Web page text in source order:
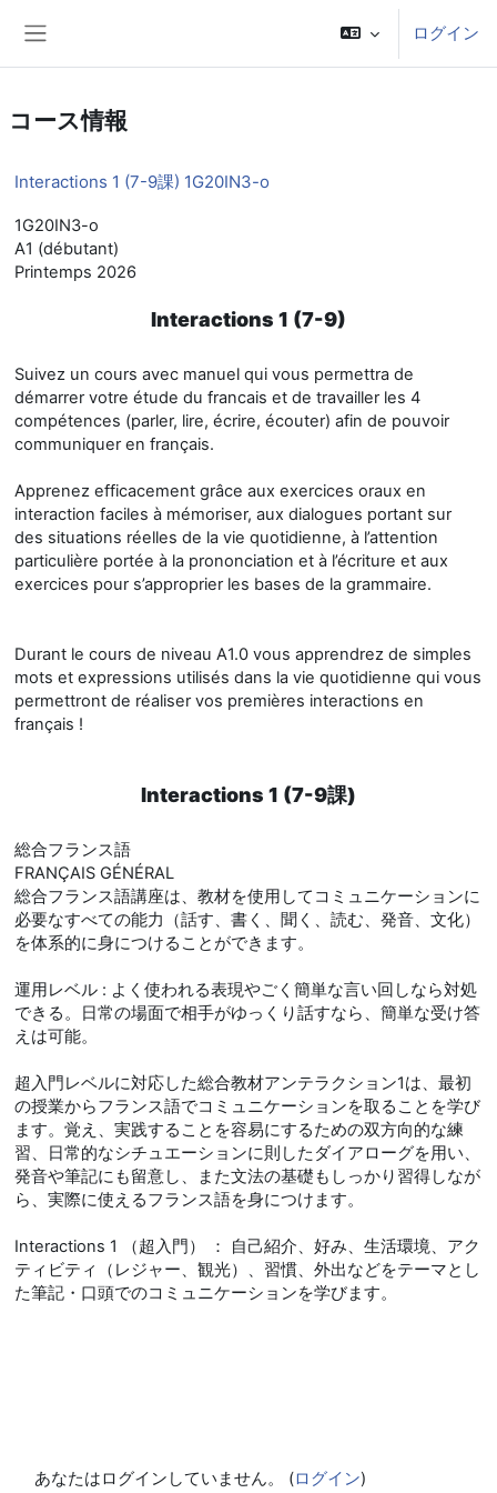
ログイン
コース情報
Interactions 1 (7-9課) 1G20IN3-o
1G20IN3-o
A1 (débutant)
Printemps 2026
Interactions 1 (7-9)
Suivez un cours avec manuel qui vous permettra de
démarrer votre étude du francais et de travailler les 4
compétences (parler, lire, écrire, écouter) afin de pouvoir
communiquer en français.
Apprenez efficacement grâce aux exercices oraux en
interaction faciles à mémoriser, aux dialogues portant sur
des situations réelles de la vie quotidienne, à l’attention
particulière portée à la prononciation et à l’écriture et aux
exercices pour s’approprier les bases de la grammaire.
Durant le cours de niveau A1.0 vous apprendrez de simples
mots et expressions utilisés dans la vie quotidienne qui vous
permettront de réaliser vos premières interactions en
français !
Interactions 1 (7-9課)
総合フランス語
FRANÇAIS GÉNÉRAL
総合フランス語講座は、教材を使用してコミュニケーションに
必要なすべての能力（話す、書く、聞く、読む、発音、文化）
を体系的に身につけることができます。
運用レベル : よく使われる表現やごく簡単な言い回しなら対処
できる。日常の場面で相手がゆっくり話すなら、簡単な受け答
えは可能。
超入門レベルに対応した総合教材アンテラクション1は、最初
の授業からフランス語でコミュニケーションを取ることを学び
ます。覚え、実践することを容易にするための双方向的な練
習、日常的なシチュエーションに則したダイアローグを用い、
発音や筆記にも留意し、また文法の基礎もしっかり習得しなが
ら、実際に使えるフランス語を身につけます。
Interactions 1 （超入門） ： 自己紹介、好み、生活環境、アク
ティビティ（レジャー、観光）、習慣、外出などをテーマとし
た筆記・口頭でのコミュニケーションを学びます。
あなたはログインしていません。 (ログイン)